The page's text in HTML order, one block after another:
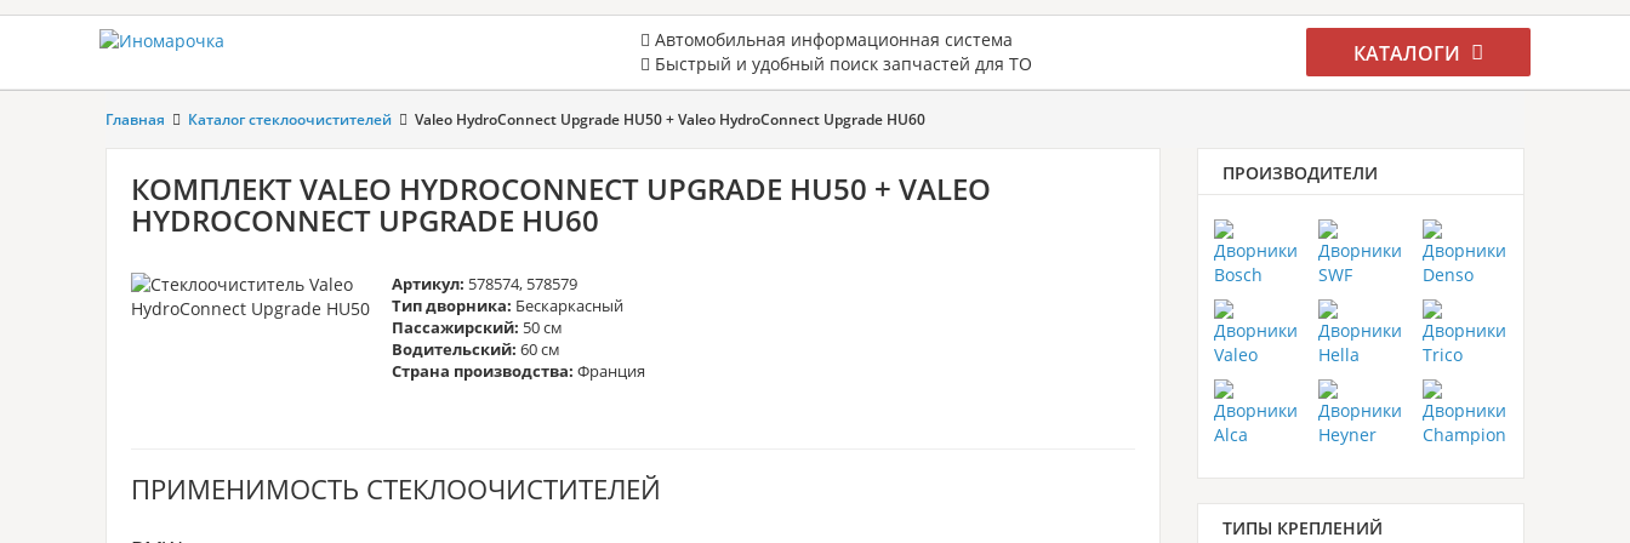
Автомобильная информационная система
Быстрый и удобный поиск запчастей для ТО
КАТАЛОГИ
Главная Каталог стеклоочистителей Valeo HydroConnect Upgrade HU50 + Valeo HydroConnect Upgrade HU60
КОМПЛЕКТ VALEO HYDROCONNECT UPGRADE HU50 + VALEO
HYDROCONNECT UPGRADE HU60
Артикул: 578574, 578579
Тип дворника: Бескаркасный
Пассажирский: 50 см
Водительский: 60 см
Страна производства: Франция
ПРИМЕНИМОСТЬ СТЕКЛООЧИСТИТЕЛЕЙ
ПРОИЗВОДИТЕЛИ
ТИПЫ КРЕПЛЕНИЙ